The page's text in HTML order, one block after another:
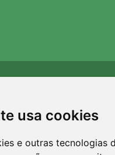
usa cookies
e outras tecnologias
Para cada
Sobre nós